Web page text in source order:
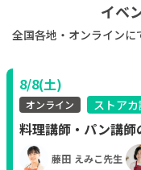
イベ
全国各地・オンライン
8/8(土)
オンライン ストア
料理講師・パン講
藤田 えみこ先生